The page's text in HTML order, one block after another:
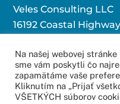
Veles Consulting LLC
16192 Coastal
Kontaktujte nás:
Na našej webovej
sme vám poskytli čo
zapamätáme vaše
Kliknutím na „Prijať
VŠETKÝCH súborov